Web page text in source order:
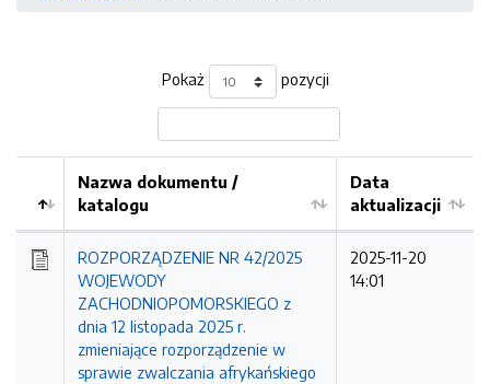
Pokaż pozycji
Nazwa dokumentu /
katalogu
Data
aktualizacji
ROZPORZĄDZENIE NR 42/2025
WOJEWODY
ZACHODNIOPOMORSKIEGO z
dnia 12 listopada 2025 r.
zmieniające rozporządzenie w
sprawie zwalczania afrykańskiego
2025-11-20
14:01